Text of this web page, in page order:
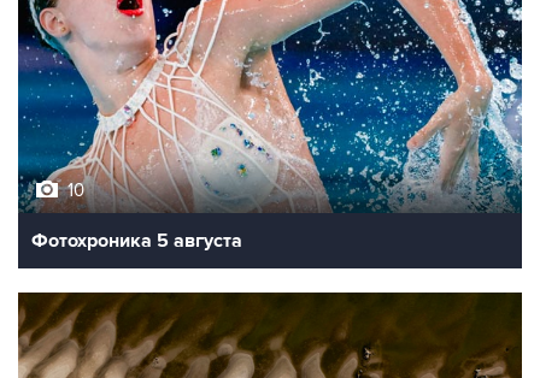
10
Фотохроника 5 августа